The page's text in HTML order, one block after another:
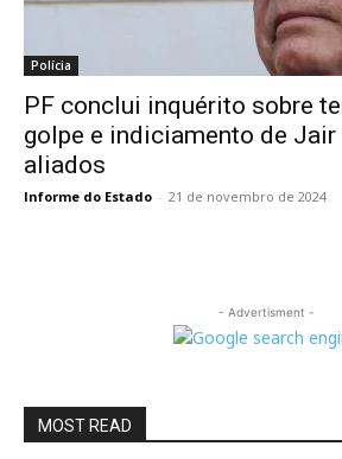
Polícia
PF conclui inquérito sobre
golpe e indiciamento de Jair
aliados
Informe do Estado - 21 de novembro de 2024
- Advertisment -
MOST READ